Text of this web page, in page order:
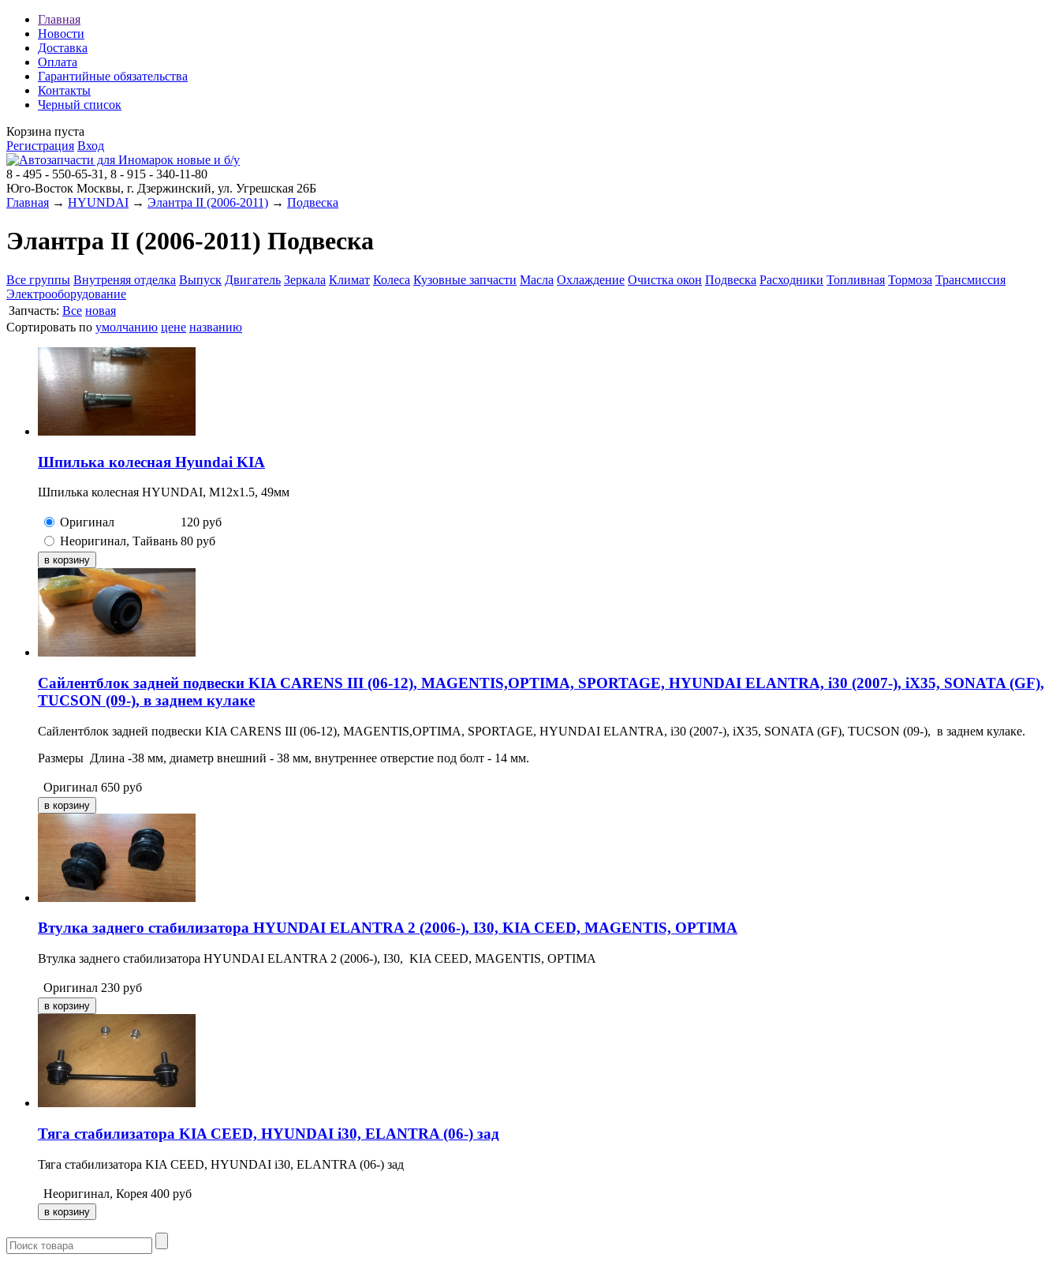
Главная
Новости
Доставка
Оплата
Гарантийные обязательства
Контакты
Черный список
Корзина пуста
Регистрация Вход
8 - 495 - 550-65-31, 8 - 915 - 340-11-80
Юго-Восток Москвы, г. Дзержинский, ул. Угрешская 26Б
Главная → HYUNDAI → Элантра II (2006-2011) → Подвеска
Элантра II (2006-2011) Подвеска
Все группы Внутреняя отделка Выпуск Двигатель Зеркала Климат Колеса Кузовные запчасти Масла Охлаждение Очистка окон Подвеска Расходники Топливная Тормоза Трансмиссия
Электрооборудование
Запчасть: Все новая
Сортировать по умолчанию цене названию
Шпилька колесная Hyundai KIA
Шпилька колесная HYUNDAI, M12x1.5, 49мм
Оригинал 120 руб
Неоригинал, Тайвань 80 руб
Сайлентблок задней подвески KIA CARENS III (06-12), MAGENTIS,OPTIMA, SPORTAGE, HYUNDAI ELANTRA, i30 (2007-), iX35, SONATA (GF),
TUCSON (09-), в заднем кулаке
Сайлентблок задней подвески KIA CARENS III (06-12), MAGENTIS,OPTIMA, SPORTAGE, HYUNDAI ELANTRA, i30 (2007-), iX35, SONATA (GF), TUCSON (09-), в заднем кулаке.
Размеры Длина -38 мм, диаметр внешний - 38 мм, внутреннее отверстие под болт - 14 мм.
Оригинал 650 руб
Втулка заднего стабилизатора HYUNDAI ELANTRA 2 (2006-), I30, KIA CEED, MAGENTIS, OPTIMA
Втулка заднего стабилизатора HYUNDAI ELANTRA 2 (2006-), I30, KIA CEED, MAGENTIS, OPTIMA
Оригинал 230 руб
Тяга стабилизатора KIA CEED, HYUNDAI i30, ELANTRA (06-) зад
Тяга стабилизатора KIA CEED, HYUNDAI i30, ELANTRA (06-) зад
Неоригинал, Корея 400 руб